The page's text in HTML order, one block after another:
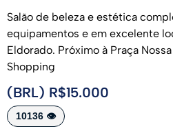
Salão de beleza e estética
equipamentos e em excelente
Eldorado. Próximo à Praça
Shopping
(BRL) R$15.000
10136 👁️